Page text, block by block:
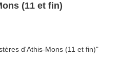
(11 et fin)